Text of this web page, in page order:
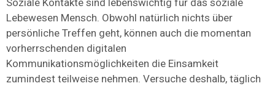
Soziale Kontakte sind lebenswichtig für das soziale
Lebewesen Mensch. Obwohl natürlich nichts über
persönliche Treffen geht, können auch die momentan
vorherrschenden digitalen
Kommunikationsmöglichkeiten die Einsamkeit
zumindest teilweise nehmen. Versuche deshalb, täglich